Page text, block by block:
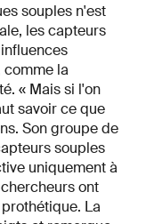
souples n'est
les capteurs
comme la
« Mais si l'on
savoir ce que
Son groupe de
souples
uniquement à
ont
La